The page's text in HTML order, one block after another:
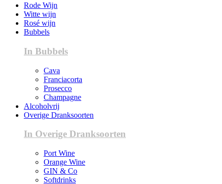
Rode Wijn
Witte wijn
Rosé wijn
Bubbels
In Bubbels
Cava
Franciacorta
Prosecco
Champagne
Alcoholvrij
Overige Dranksoorten
In Overige Dranksoorten
Port Wine
Orange Wine
GIN & Co
Softdrinks